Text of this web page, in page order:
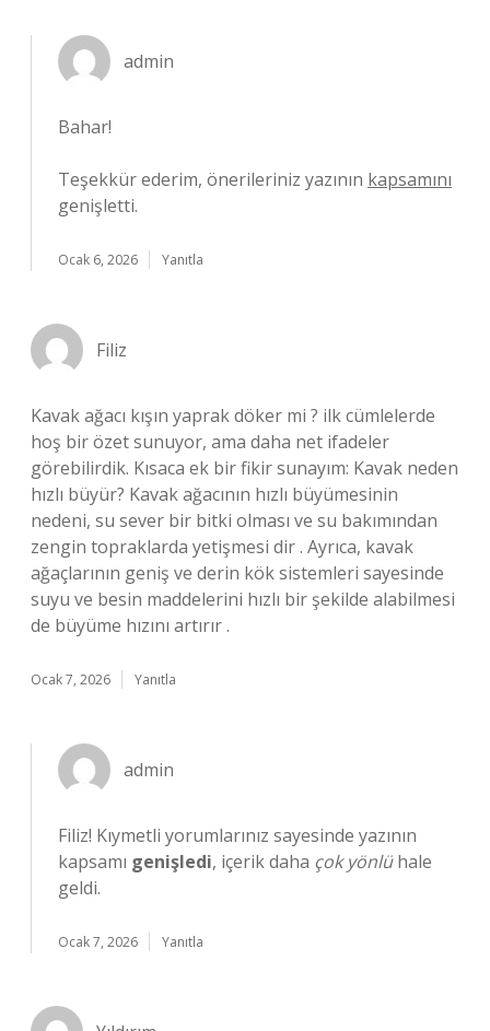
admin
Bahar!
Teşekkür ederim, önerileriniz yazının kapsamını
genişletti.
Ocak 6, 2026 Yanıtla
Filiz
Kavak ağacı kışın yaprak döker mi ? ilk cümlelerde
hoş bir özet sunuyor, ama daha net ifadeler
görebilirdik. Kısaca ek bir fikir sunayım: Kavak neden
hızlı büyür? Kavak ağacının hızlı büyümesinin
nedeni, su sever bir bitki olması ve su bakımından
zengin topraklarda yetişmesi dir . Ayrıca, kavak
ağaçlarının geniş ve derin kök sistemleri sayesinde
suyu ve besin maddelerini hızlı bir şekilde alabilmesi
de büyüme hızını artırır .
Ocak 7, 2026 Yanıtla
admin
Filiz! Kıymetli yorumlarınız sayesinde yazının
kapsamı genişledi, içerik daha çok yönlühale
geldi.
Ocak 7, 2026 Yanıtla